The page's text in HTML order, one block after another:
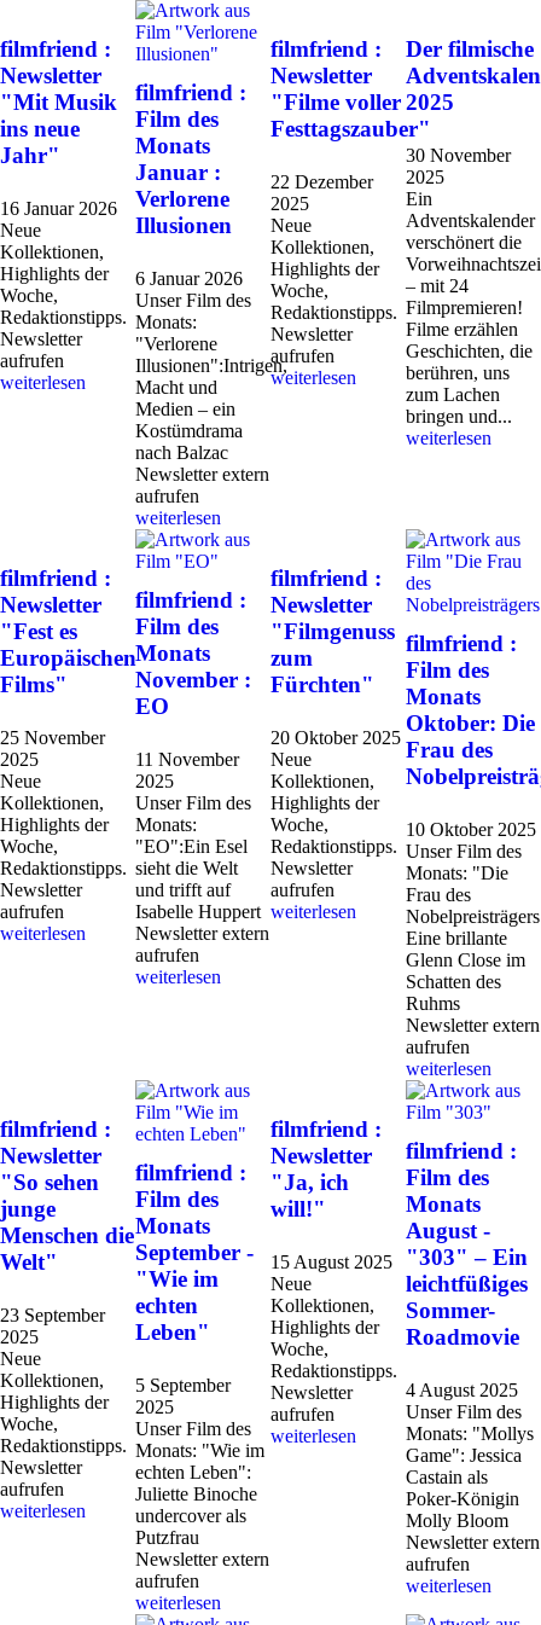
filmfriend :
Newsletter
"Mit Musik
ins neue
Jahr"
16 Januar 2026
Neue
Kollektionen,
Highlights der
Woche,
Redaktionstipps.
Newsletter
aufrufen
weiterlesen
filmfriend :
Film des
Monats
Januar :
Verlorene
Illusionen
6 Januar 2026
Unser Film des
Monats:
"Verlorene
Illusionen":Intrigen,
Macht und
Medien – ein
Kostümdrama
nach Balzac
Newsletter extern
aufrufen
weiterlesen
filmfriend :
Newsletter
"Filme voller
Festtagszauber"
22 Dezember
2025
Neue
Kollektionen,
Highlights der
Woche,
Redaktionstipps.
Newsletter
aufrufen
weiterlesen
Der filmische
2025
30 November
2025
Ein
Adventskalender
verschönert die
– mit 24
Filmpremieren!
Filme erzählen
Geschichten, die
berühren, uns
zum Lachen
bringen und...
weiterlesen
filmfriend :
Newsletter
"Fest es
Europäischen
Films"
25 November
2025
Neue
Kollektionen,
Highlights der
Woche,
Redaktionstipps.
Newsletter
aufrufen
weiterlesen
filmfriend :
Film des
Monats
November :
EO
11 November
2025
Unser Film des
Monats:
"EO":Ein Esel
sieht die Welt
und trifft auf
Isabelle Huppert
Newsletter extern
aufrufen
weiterlesen
filmfriend :
Newsletter
"Filmgenuss
zum
Fürchten"
20 Oktober 2025
Neue
Kollektionen,
Highlights der
Woche,
Redaktionstipps.
Newsletter
aufrufen
weiterlesen
filmfriend :
Film des
Monats
Oktober: Die
Frau des
10 Oktober 2025
Unser Film des
Monats: "Die
Frau des
Eine brillante
Glenn Close im
Schatten des
Ruhms
Newsletter extern
aufrufen
weiterlesen
filmfriend :
Newsletter
"So sehen
junge
Menschen die
Welt"
23 September
2025
Neue
Kollektionen,
Highlights der
Woche,
Redaktionstipps.
Newsletter
aufrufen
weiterlesen
filmfriend :
Film des
Monats
September -
"Wie im
echten
Leben"
5 September
2025
Unser Film des
Monats: "Wie im
echten Leben":
Juliette Binoche
undercover als
Putzfrau
Newsletter extern
aufrufen
weiterlesen
filmfriend :
Newsletter
"Ja, ich
will!"
15 August 2025
Neue
Kollektionen,
Highlights der
Woche,
Redaktionstipps.
Newsletter
aufrufen
weiterlesen
filmfriend :
Film des
Monats
August -
"303" – Ein
leichtfüßiges
Sommer-
Roadmovie
4 August 2025
Unser Film des
Monats: "Mollys
Game": Jessica
Castain als
Poker-Königin
Molly Bloom
Newsletter extern
aufrufen
weiterlesen